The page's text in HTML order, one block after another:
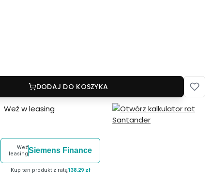
DODAJ DO KOSZYKA
Weź w leasing
Weź
leasingSiemens Finance
Kup ten produkt z ratą138.29 zł